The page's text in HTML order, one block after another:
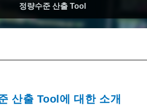
TTP관리
정량수준 산출 Tool
산출 Tool에 대한 소개